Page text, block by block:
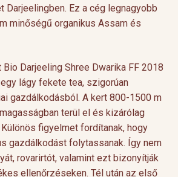
Darjeelingben. Ez a cég legnagyobb
minőségű organikus Assam és
Darjeeling Shree Dwarika FF 2018
lágy fekete tea, szigorúan
gazdálkodásból. A kert 800-1500 m
terül el és kizárólag
figyelmet fordítanak, hogy
gazdálkodást folytassanak. Így nem
rovarirtót, valamint ezt bizonyítják
ellenőrzéseken. Tél után az első